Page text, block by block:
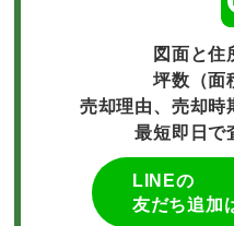
図面と住
坪数（面
売却理由、売却時
最短即日で
LINEの
友だち追加